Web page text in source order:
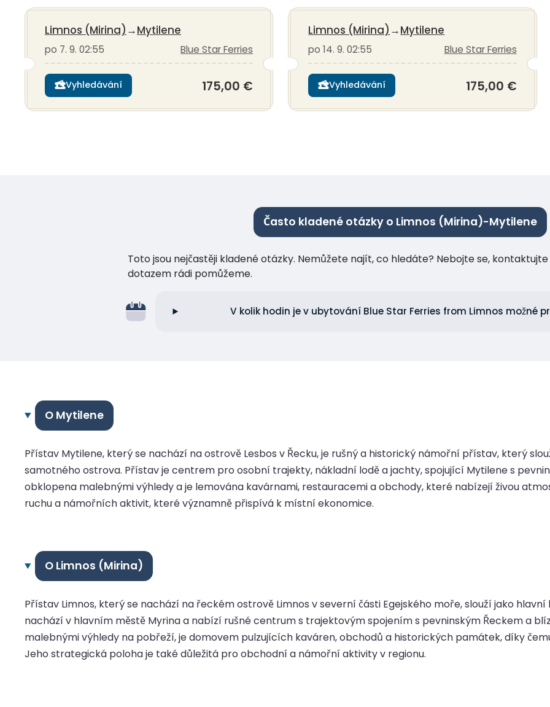
Limnos (Mirina) →Mytilene
po 7. 9. 02:55 Blue Star Ferries
Vyhledávání 175,00 €
Limnos (Mirina) →Mytilene
po 14. 9. 02:55 Blue Star Ferries
Vyhledávání 175,00 €
Často kladené otázky o Limnos (Mirina)-Mytilene
Toto jsou nejčastěji kladené otázky. Nemůžete najít, co hledáte? Nebojte se,
dotazem rádi pomůžeme.
V kolik hodin je v ubytování Blue Star Ferries from Limnos možné
O Mytilene
Přístav Mytilene, který se nachází na ostrově Lesbos v Řecku, je rušný a historický námořní přístav, který
samotného ostrova. Přístav je centrem pro osobní trajekty, nákladní lodě a jachty, spojující Mytilene s
obklopena malebnými výhledy a je lemována kavárnami, restauracemi a obchody, které nabízejí živou
ruchu a námořních aktivit, které významně přispívá k místní ekonomice.
O Limnos (Mirina)
Přístav Limnos, který se nachází na řeckém ostrově Limnos v severní části Egejského moře, slouží jako
nachází v hlavním městě Myrina a nabízí rušné centrum s trajektovým spojením s pevninským Řeckem a
malebnými výhledy na pobřeží, je domovem pulzujících kaváren, obchodů a historických památek, díky
Jeho strategická poloha je také důležitá pro obchodní a námořní aktivity v regionu.